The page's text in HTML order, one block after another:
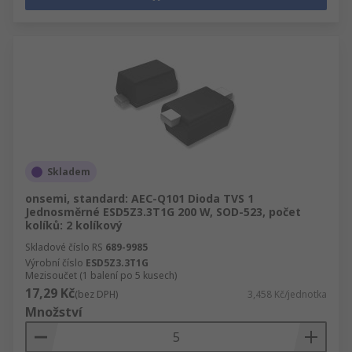
Skladem
onsemi, standard: AEC-Q101 Dioda TVS 1
Jednosměrné ESD5Z3.3T1G 200 W, SOD-523, počet
kolíků: 2 kolíkový
Skladové číslo RS 689-9985
Výrobní číslo ESD5Z3.3T1G
Mezisoučet (1 balení po 5 kusech)
17,29 Kč(bez DPH) 3,458 Kč/jednotka
Množství